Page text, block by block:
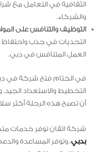
الثقافية في التعامل مع
والشركاء.
التوظيف والتنافس على
التحديات في جذب
العمل المتنافس في دبي.
في الختام فتح شركة في
التخطيط والاستعداد
أن تصبح هذه الرحلة أكثر
شركة اتقان توفر خدمات
بدبي، وتوفر المساعدة